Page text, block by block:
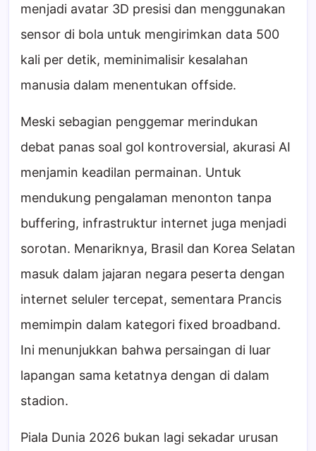
menjadi avatar 3D presisi dan menggunakan
sensor di bola untuk mengirimkan data 500
kali per detik, meminimalisir kesalahan
manusia dalam menentukan offside.
Meski sebagian penggemar merindukan
debat panas soal gol kontroversial, akurasi AI
menjamin keadilan permainan. Untuk
mendukung pengalaman menonton tanpa
buffering, infrastruktur internet juga menjadi
sorotan. Menariknya, Brasil dan Korea Selatan
masuk dalam jajaran negara peserta dengan
internet seluler tercepat, sementara Prancis
memimpin dalam kategori fixed broadband.
Ini menunjukkan bahwa persaingan di luar
lapangan sama ketatnya dengan di dalam
stadion.
Piala Dunia 2026 bukan lagi sekadar urusan